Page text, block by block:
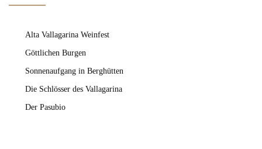
Alta Vallagarina Weinfest
Göttlichen Burgen
Sonnenaufgang in Berghütten
Die Schlösser des Vallagarina
Der Pasubio